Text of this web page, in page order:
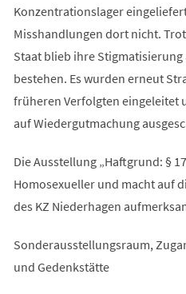
Konzentrationslager
Misshandlungen dort nicht.
Staat blieb ihre Stigmatisierung
bestehen. Es wurden erneut
früheren Verfolgten eingeleitet
auf Wiedergutmachung
Die Ausstellung „Haftgrund: §
Homosexueller und macht auf
des KZ Niederhagen
Sonderausstellungsraum,
und Gedenkstätte